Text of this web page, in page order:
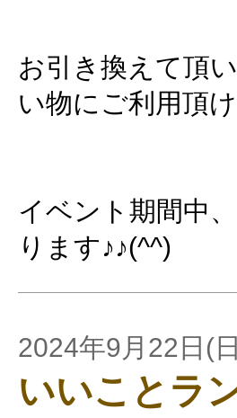
お引き換えて頂
い物にご利用頂
イベント期間中
ります♪♪(^^)
2024年9月22日(
いいことラ